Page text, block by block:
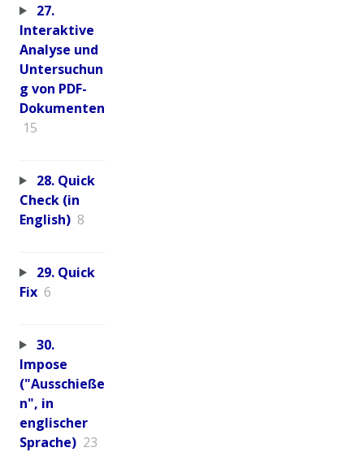
27.
Interaktive
Analyse und
Untersuchun
g von PDF-
Dokumenten
15
28. Quick
Check (in
English) 8
29. Quick
Fix 6
30.
Impose
("Ausschieße
n", in
englischer
Sprache) 23